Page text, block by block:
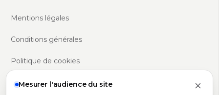
Mentions légales
Conditions générales
Politique de cookies
Politique RGPD
Mesurer l'audience du site